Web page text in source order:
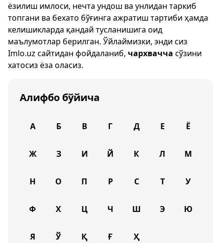
ёзилиш имлоси, нечта ундош ва унлидан таркиб
топгани ва бехато бўғинга ажратиш тартиби ҳамда
келишикларда қандай тусланишига оид
маълумотлар берилган. Ўйлаймизки, энди сиз
Imlo.uz сайтидан фойдаланиб, чархвачча сўзини
хатосиз ёза оласиз.
Алифбо бўйича
А Б В Г Д Е Ё
Ж З И Й К Л М
Н О П Р С Т У
Ф Х Ц Ч Ш Э Ю
Я Ў Қ Ғ Ҳ